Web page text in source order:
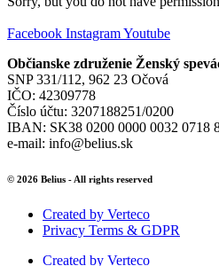
Facebook InstagramYoutube
Občianske združenie Ženský
SNP 331/112, 962 23 Očová
IČO: 42309778
Číslo účtu: 3207188251/0200
IBAN: SK38 0200 0000 0032 0718
e-mail: info@belius.sk
© 2026 Belius - All rights reserved
Created by Verteco
Privacy Terms & GDPR
Created by Verteco